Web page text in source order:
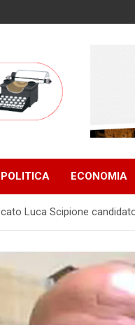
POLITICA ECONOMIA
Luca Scipione